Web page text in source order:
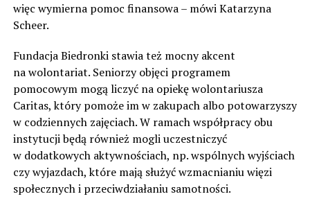
więc wymierna pomoc finansowa – mówi Katarzyna
Scheer.
Fundacja Biedronki stawia też mocny akcent
na wolontariat. Seniorzy objęci programem
pomocowym mogą liczyć na opiekę wolontariusza
Caritas, który pomoże im w zakupach albo potowarzyszy
w codziennych zajęciach. W ramach współpracy obu
instytucji będą również mogli uczestniczyć
w dodatkowych aktywnościach, np. wspólnych wyjściach
czy wyjazdach, które mają służyć wzmacnianiu więzi
społecznych i przeciwdziałaniu samotności.